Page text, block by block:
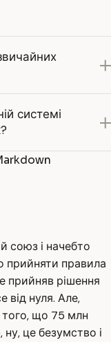
системі
і начебто
прийняти правила
прийняв рішення
від нуля. Але,
що 75 млн
це безумство і